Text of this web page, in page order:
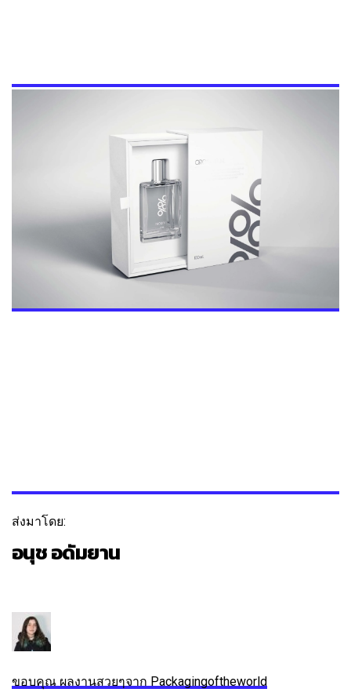
ส่งมาโดย:
อนุช อดัมยาน
ขอบคุณ ผลงานสวยๆจาก Packagingoftheworld